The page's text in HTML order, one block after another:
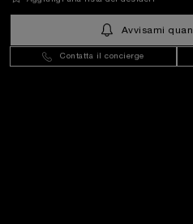
Avvisami
Contatta il concierge
Servizio Clienti